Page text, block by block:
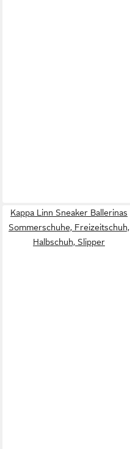
Kappa Linn Sneaker Ballerinas
Sommerschuhe, Freizeitschuh,
Halbschuh, Slipper